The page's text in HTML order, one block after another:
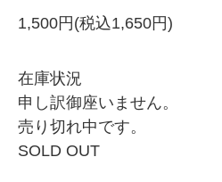
1,500円(税込1,650円)
在庫状況
申し訳御座いません。
売り切れ中です。
SOLD OUT